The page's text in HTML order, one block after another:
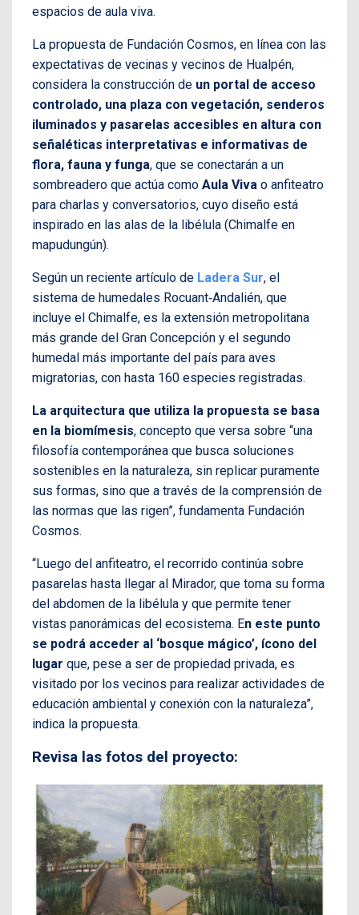
espacios de aula viva.
La propuesta de Fundación Cosmos, en línea con las
expectativas de vecinas y vecinos de Hualpén,
considera la construcción de un portal de acceso
controlado, una plaza con vegetación, senderos
iluminados y pasarelas accesibles en altura con
señaléticas interpretativas e informativas de
flora, fauna y funga, que se conectarán a un
sombreadero que actúa como Aula Viva o anfiteatro
para charlas y conversatorios, cuyo diseño está
inspirado en las alas de la libélula (Chimalfe en
mapudungún).
Según un reciente artículo de Ladera Sur, el
sistema de humedales Rocuant‑Andalién, que
incluye el Chimalfe, es la extensión metropolitana
más grande del Gran Concepción y el segundo
humedal más importante del país para aves
migratorias, con hasta 160 especies registradas.
La arquitectura que utiliza la propuesta se basa
en la biomímesis, concepto que versa sobre “una
filosofía contemporánea que busca soluciones
sostenibles en la naturaleza, sin replicar puramente
sus formas, sino que a través de la comprensión de
las normas que las rigen”, fundamenta Fundación
Cosmos.
“Luego del anfiteatro, el recorrido continúa sobre
pasarelas hasta llegar al Mirador, que toma su forma
del abdomen de la libélula y que permite tener
vistas panorámicas del ecosistema. En este punto
se podrá acceder al ‘bosque mágico’, ícono del
lugar que, pese a ser de propiedad privada, es
visitado por los vecinos para realizar actividades de
educación ambiental y conexión con la naturaleza”,
indica la propuesta.
Revisa las fotos del proyecto: